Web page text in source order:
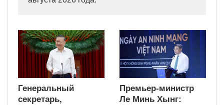
Генеральный
секретарь,
Премьер-министр
Ле Минь Хынг: